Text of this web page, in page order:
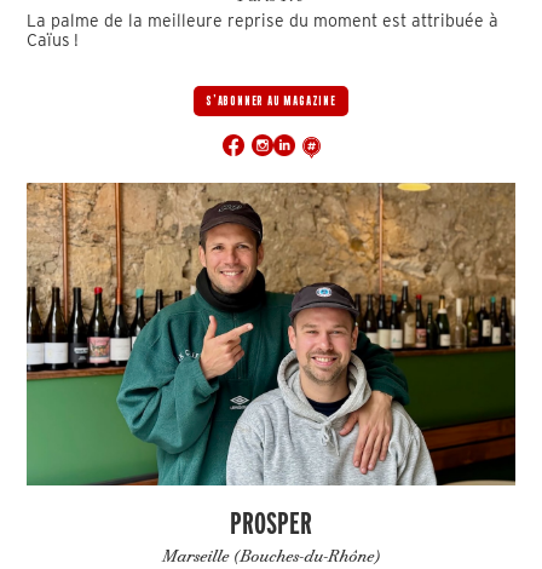
La palme de la meilleure reprise du moment est attribuée à
Caïus !
S'ABONNER AU MAGAZINE
PROSPER
Marseille (Bouches-du-Rhône)